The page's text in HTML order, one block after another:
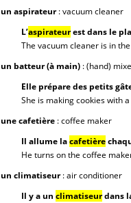
un aspirateur: vacuum cleaner
L’aspirateurest dans le
The vacuum cleaner is in
un batteur (à main) : (hand)
Elle prépare des petits
She is making cookies with
une cafetière : coffee maker
Il allume lacafetière
He turns on the coffee
un climatiseur: air conditioner
Il y a un climatiseurdans